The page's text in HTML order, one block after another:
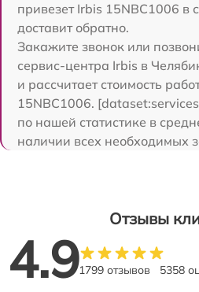
привезет Irbis 15NBC1006 в
доставит обратно.
Закажите звонок или
сервис-центра Irbis в
и рассчитает стоимость
15NBC1006.
по нашей статистике в
наличии всех необходимых
Отзывы
4.91799 отзывов 5358